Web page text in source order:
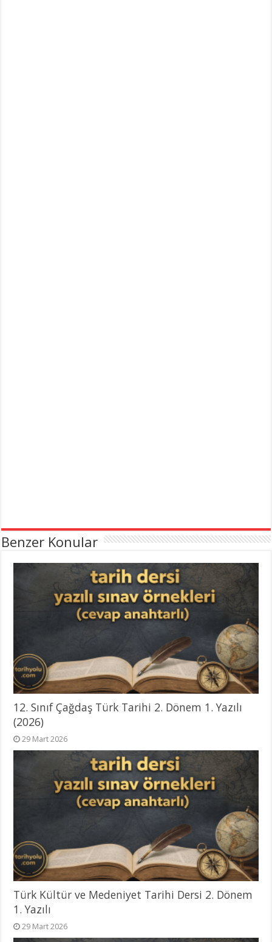
Benzer Konular
12. Sınıf Çağdaş Türk Tarihi 2. Dönem 1. Yazılı
(2026)
29 Mart 2026
Türk Kültür ve Medeniyet Tarihi Dersi 2. Dönem
1. Yazılı
29 Mart 2026